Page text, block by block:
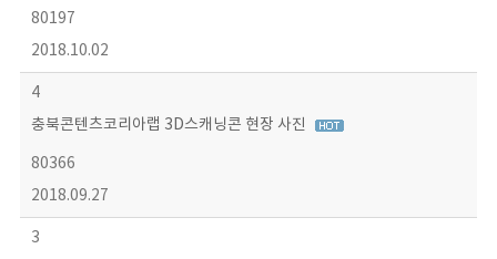
80197
2018.10.02
4
충북콘텐츠코리아랩 3D스캐닝콘 현장 사진
80366
2018.09.27
3